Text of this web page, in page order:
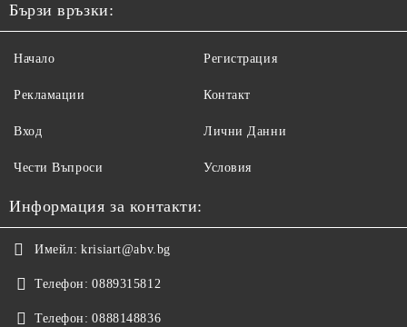
Бързи връзки:
Начало
Рекламации
Вход
Чести Въпроси
Регистрация
Контакт
Лични Данни
Условия
Информация за контакти:
Имейл: krisiart@abv.bg
Телефон: 0889315812
Телефон: 0888148836